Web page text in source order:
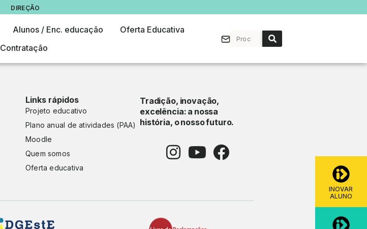
DIREÇÃO
Alunos / Enc. educação
Oferta Educativa
Contratação
INOVAR
ALUNO
Links rápidos
Projeto educativo
Plano anual de atividades (PAA)
Moodle
Quem somos
Oferta educativa
Tradição, inovação,
excelência: a nossa
história, o nosso futuro.